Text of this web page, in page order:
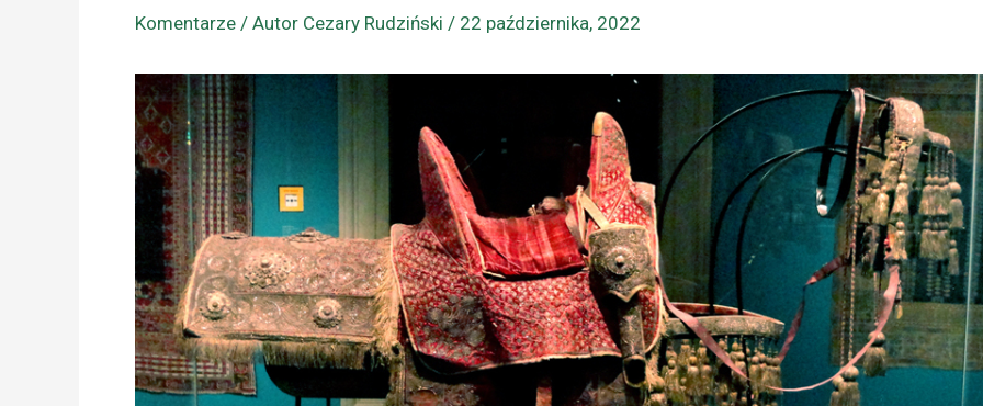
Komentarze / Autor Cezary Rudziński / 22 października, 2022